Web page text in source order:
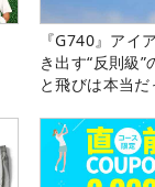
『G740』アイ
き出す“反則級”
と飛びは本当